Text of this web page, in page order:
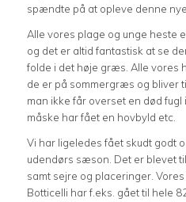
spændte på at opleve denne
Alle vores plage og unge heste
og det er altid fantastisk at se
folde i det høje græs. Alle vores
de er på sommergræs og bliver
man ikke får overset en død
måske har fået en hovbyld etc.
Vi har ligeledes fået skudt godt
udendørs sæson. Det er blevet
samt sejre og placeringer.
Botticelli har f.eks. gået til hele